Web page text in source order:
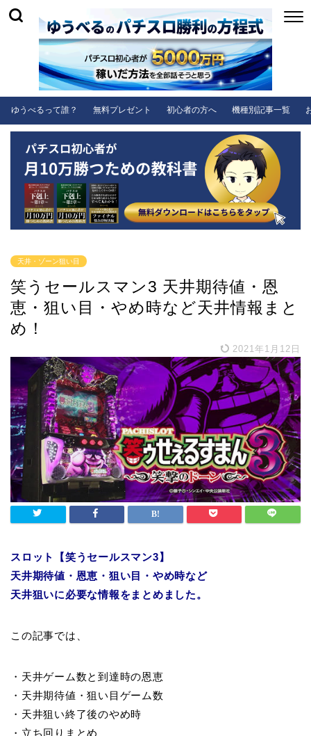
ゆうべるって誰？ 無料プレゼント 初心者の方へ 機種別記事一覧
天井・ゾーン狙い目
笑うセールスマン3 天井期待値・恩
恵・狙い目・やめ時など天井情報まと
め！
2021年1月12日
スロット【笑うセールスマン3】
天井期待値・恩恵・狙い目・やめ時など
天井狙いに必要な情報をまとめました。
この記事では、
・天井ゲーム数と到達時の恩恵
・天井期待値・狙い目ゲーム数
・天井狙い終了後のやめ時
・立ち回りまとめ